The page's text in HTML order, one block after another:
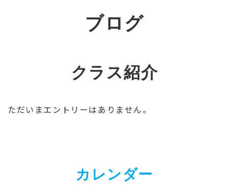
ブログ
クラス紹介
ただいまエントリーはありません。
カレンダー